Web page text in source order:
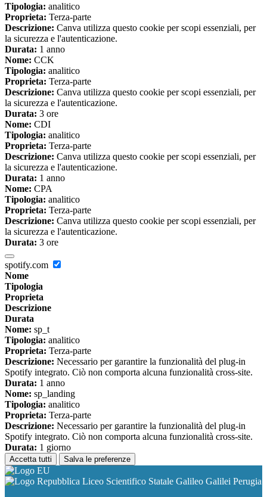
Tipologia: analitico
Proprieta: Terza-parte
Descrizione: Canva utilizza questo cookie per scopi essenziali, per
la sicurezza e l'autenticazione.
Durata: 1 anno
Nome: CCK
Tipologia: analitico
Proprieta: Terza-parte
Descrizione: Canva utilizza questo cookie per scopi essenziali, per
la sicurezza e l'autenticazione.
Durata: 3 ore
Nome: CDI
Tipologia: analitico
Proprieta: Terza-parte
Descrizione: Canva utilizza questo cookie per scopi essenziali, per
la sicurezza e l'autenticazione.
Durata: 1 anno
Nome: CPA
Tipologia: analitico
Proprieta: Terza-parte
Descrizione: Canva utilizza questo cookie per scopi essenziali, per
la sicurezza e l'autenticazione.
Durata: 3 ore
spotify.com
Nome
Tipologia
Proprieta
Descrizione
Durata
Nome: sp_t
Tipologia: analitico
Proprieta: Terza-parte
Descrizione: Necessario per garantire la funzionalità del plug-in
Spotify integrato. Ciò non comporta alcuna funzionalità cross-site.
Durata: 1 anno
Nome: sp_landing
Tipologia: analitico
Proprieta: Terza-parte
Descrizione: Necessario per garantire la funzionalità del plug-in
Spotify integrato. Ciò non comporta alcuna funzionalità cross-site.
Durata: 1 giorno
Accetta tutti Salva le preferenze
Liceo Scientifico Statale Galileo Galilei Perugia